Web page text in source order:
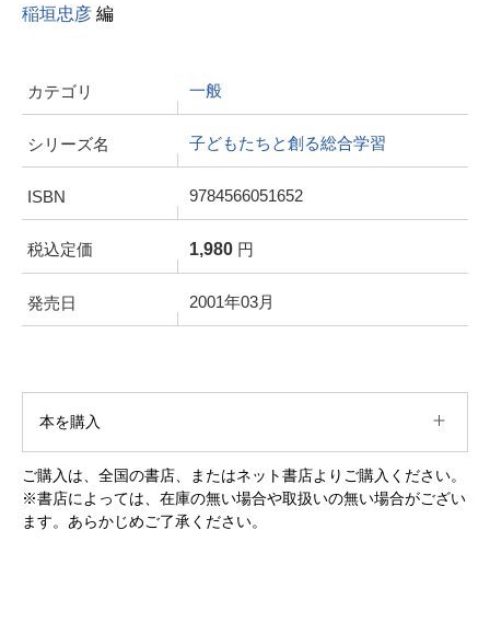
稲垣忠彦 編
カテゴリ 一般
シリーズ名 子どもたちと創る総合学習
ISBN 9784566051652
税込定価 1,980円
発売日 2001年03月
本を購入
ご購入は、全国の書店、またはネット書店よりご購入ください。
※書店によっては、在庫の無い場合や取扱いの無い場合がござい
ます。あらかじめご了承ください。